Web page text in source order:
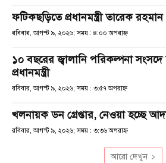
ফটিকছড়িতে প্রধানমন্ত্রী তারেক রহমান
রবিবার, আগস্ট ৯, ২০২৬; সময় : ৪:০০ অপরাহ্ণ
১০ বছরের জ্বালানি পরিকল্পনা
প্রধানমন্ত্রী
রবিবার, আগস্ট ৯, ২০২৬; সময় : ৩:৫৭ অপরাহ্ণ
খলনায়ক ডন গ্রেপ্তার, নেওয়া হচ্ছে
রবিবার, আগস্ট ৯, ২০২৬; সময় : ৩:৩৬ অপরাহ্ণ
আরো দেখুন